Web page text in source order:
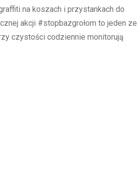
na koszach i przystankach do
akcji #stopbazgrołom to jeden ze
czystości codziennie monitorują